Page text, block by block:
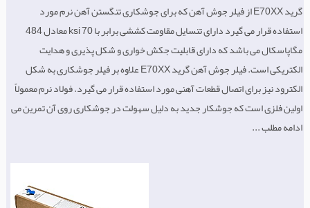
گرید E70XX از فیلر جوش آهن که برای جوشکاری تنگستن آهن نرم مورد
استفاده قرار می گیرد دارای تنسایل مقاومت کششی برابر با 70 ksi معادل 484
مگاپاسکال می باشد که دارای قابلیت جکش خواری و شکل پذیری و هدایت
الکتریکی است. فیلر جوش آهن گرید E70XX علاوه بر فیلر جوشکاری به شکل
الکترود نیز برای اتصال قطعات آهنی مورد استفاده قرار می گیرد. فولاد نرم معمولاً
اولین فلزی است که جوشکار جدید به دلیل سهولت در جوشکاری روی آن تمرین می
ادامه مطلب ...